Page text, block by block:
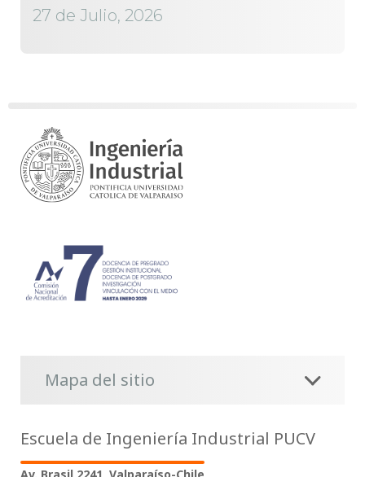
27 de Julio, 2026
Mapa del sitio
Escuela de Ingeniería Industrial PUCV
Av. Brasil 2241, Valparaíso-Chile